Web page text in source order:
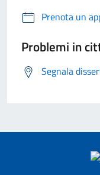
Prenota un
Problemi in
Segnala